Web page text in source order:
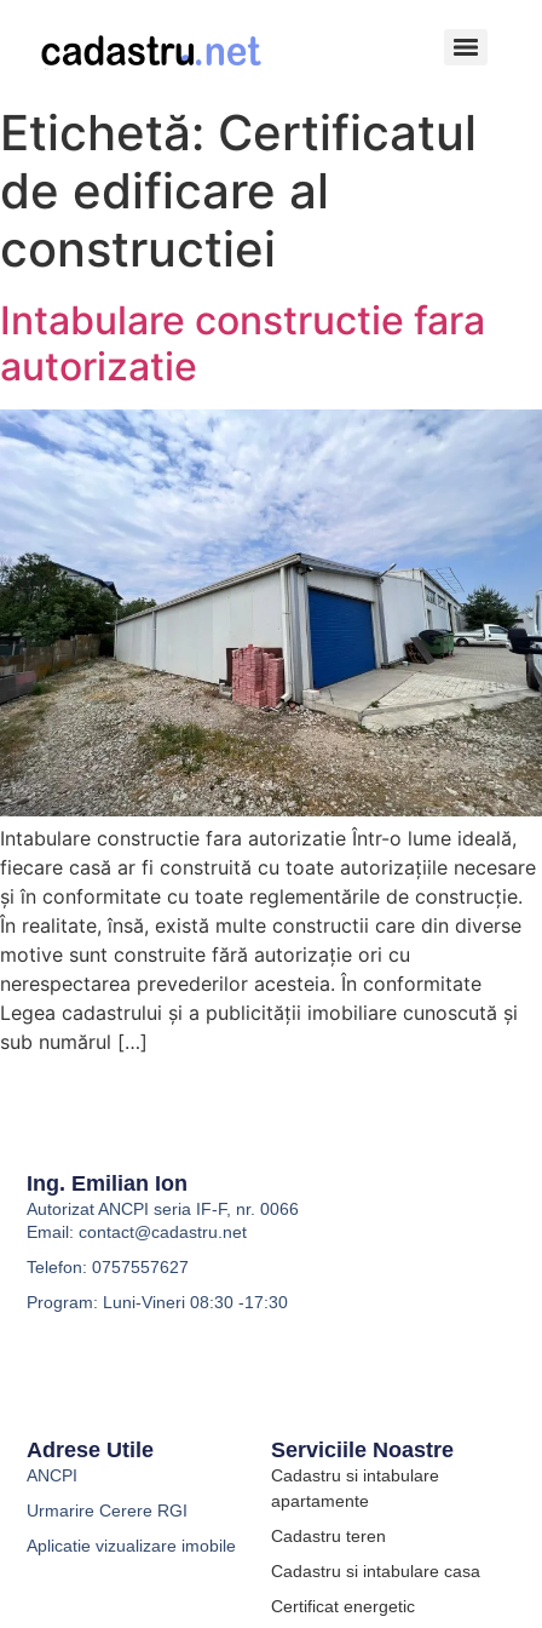
Etichetă: Certificatul
de edificare al
constructiei
Intabulare constructie fara
autorizatie
Intabulare constructie fara autorizatie Într-o lume ideală,
fiecare casă ar fi construită cu toate autorizațiile necesare
și în conformitate cu toate reglementările de construcție.
În realitate, însă, există multe constructii care din diverse
motive sunt construite fără autorizație ori cu
nerespectarea prevederilor acesteia. În conformitate
Legea cadastrului și a publicității imobiliare cunoscută și
sub numărul […]
Serviciile Noastre
Cadastru si intabulare
apartamente
Cadastru teren
Cadastru si intabulare casa
Certificat energetic
Adrese Utile
ANCPI
Urmarire Cerere RGI
Aplicatie vizualizare imobile
Ing. Emilian Ion
Autorizat ANCPI seria IF-F, nr. 0066
Email:contact@cadastru.net
Telefon: 0757557627
Program: Luni-Vineri 08:30 -17:30